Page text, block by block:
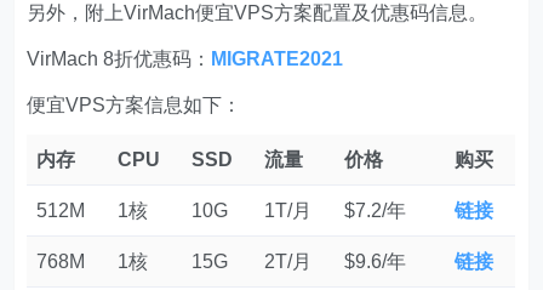
另外，附上VirMach便宜VPS方案配置及优惠码信息。
VirMach 8折优惠码： MIGRATE2021
便宜VPS方案信息如下：
内存 CPU SSD 流量 价格 购买
512M 1核 10G 1T/月 $7.2/年 链接
768M 1核 15G 2T/月 $9.6/年 链接